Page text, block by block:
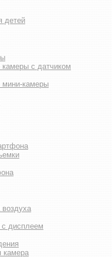
детей
с датчиком
мини-камеры
воздуха
с дисплеем
камера